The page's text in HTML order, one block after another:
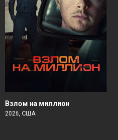
Взлом на миллион
2026, США